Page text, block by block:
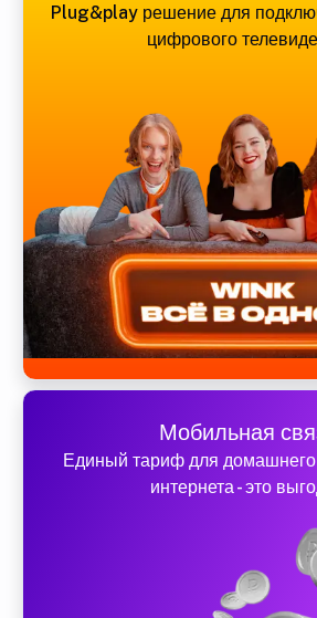
Plug&play решение для
цифрового
Мобильная
Единый тариф для
интернета - это